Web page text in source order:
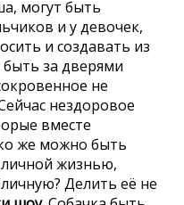
могут быть
и у девочек,
и создавать из
быть за дверями
не
нездоровое
вместе
же можно быть
жизнью,
Делить её не